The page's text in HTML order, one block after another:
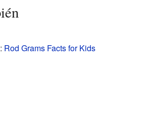
Rod Grams Facts for Kids